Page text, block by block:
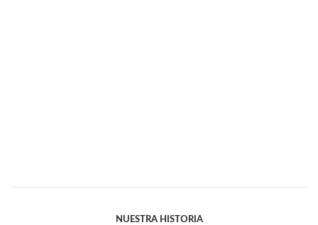
NUESTRA HISTORIA